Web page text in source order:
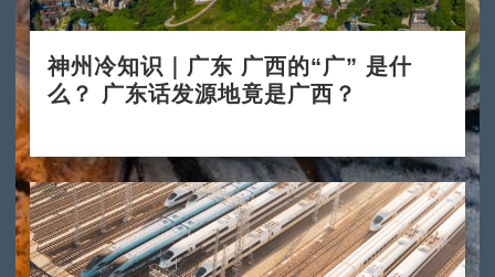
神州冷知识｜广东 广西的“广” 是什
么？ 广东话发源地竟是广西？